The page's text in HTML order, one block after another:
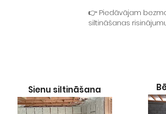
👉 Piedāvājam
siltināšanas
Sienu siltināšana